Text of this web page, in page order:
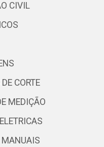
CIVIL
CORTE
MEDIÇÃO
MANUAIS